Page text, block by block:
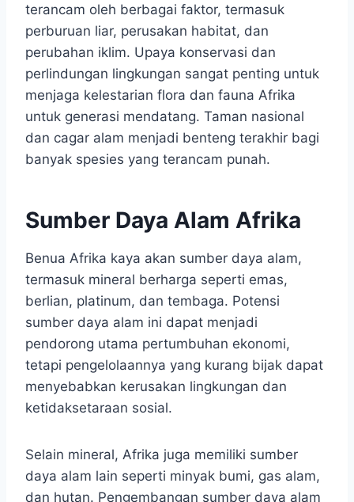
terancam oleh berbagai faktor, termasuk
perburuan liar, perusakan habitat, dan
perubahan iklim. Upaya konservasi dan
perlindungan lingkungan sangat penting untuk
menjaga kelestarian flora dan fauna Afrika
untuk generasi mendatang. Taman nasional
dan cagar alam menjadi benteng terakhir bagi
banyak spesies yang terancam punah.
Sumber Daya Alam Afrika
Benua Afrika kaya akan sumber daya alam,
termasuk mineral berharga seperti emas,
berlian, platinum, dan tembaga. Potensi
sumber daya alam ini dapat menjadi
pendorong utama pertumbuhan ekonomi,
tetapi pengelolaannya yang kurang bijak dapat
menyebabkan kerusakan lingkungan dan
ketidaksetaraan sosial.
Selain mineral, Afrika juga memiliki sumber
daya alam lain seperti minyak bumi, gas alam,
dan hutan. Pengembangan sumber daya alam